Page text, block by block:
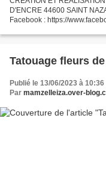
D'ENCRE 44600 SAINT
Facebook : https://
Tatouage fleurs
Publié le 13/06/2023 à 10:36
Par mamzelleiza.over-